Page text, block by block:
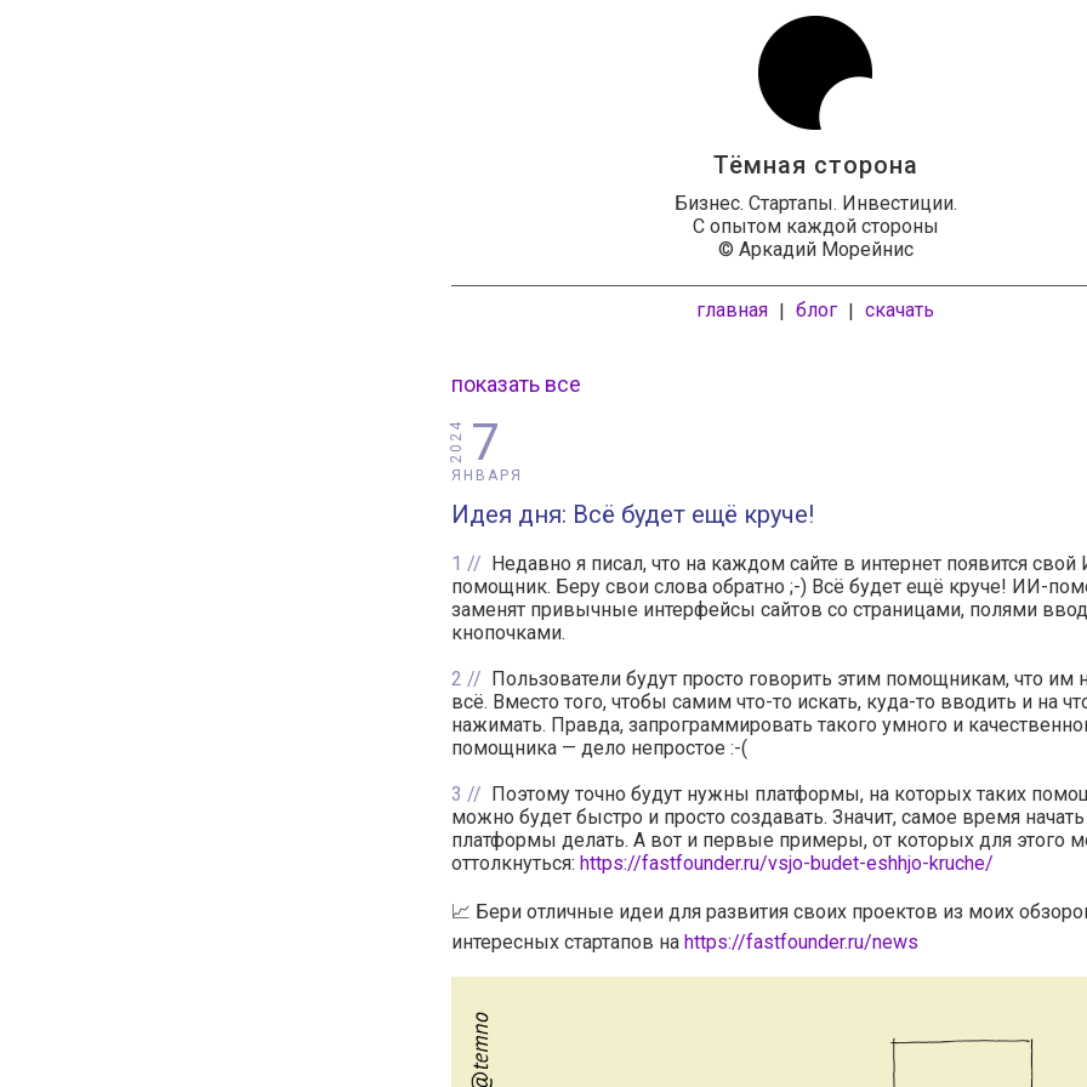
Тёмная сторона
Бизнес. Стартапы. Инвестиции.
С опытом каждой стороны
© Аркадий Морейнис
главная | блог | скачать
показать все
7
ЯНВАРЯ
2024
Идея дня: Всё будет ещё круче!
1
Недавно я писал, что на каждом сайте в интернет появится
помощник. Беру свои слова обратно ;-) Всё будет ещё круче! ИИ-
заменят привычные интерфейсы сайтов со страницами, полями
кнопочками.
2
Пользователи будут просто говорить этим помощникам, что им
всё. Вместо того, чтобы самим что-то искать, куда-то вводить и на
нажимать. Правда, запрограммировать такого умного и
помощника — дело непростое :-(
3
Поэтому точно будут нужны платформы, на которых таких
можно будет быстро и просто создавать. Значит, самое время
платформы делать. А вот и первые примеры, от которых для этого
оттолкнуться: https://fastfounder.ru/vsjo-budet-eshhjo-kruche/
📈 Бери отличные идеи для развития своих проектов из моих
интересных стартапов на https://fastfounder.ru/news